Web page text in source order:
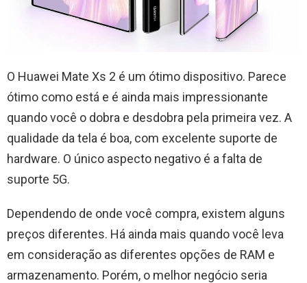
O Huawei Mate Xs 2 é um ótimo dispositivo. Parece
ótimo como está e é ainda mais impressionante
quando você o dobra e desdobra pela primeira vez. A
qualidade da tela é boa, com excelente suporte de
hardware. O único aspecto negativo é a falta de
suporte 5G.
Dependendo de onde você compra, existem alguns
preços diferentes. Há ainda mais quando você leva
em consideração as diferentes opções de RAM e
armazenamento. Porém, o melhor negócio seria